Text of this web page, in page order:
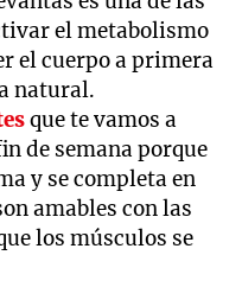
el metabolismo
el cuerpo a primera
natural.
que te vamos a
de semana porque
y se completa en
amables con las
los músculos se